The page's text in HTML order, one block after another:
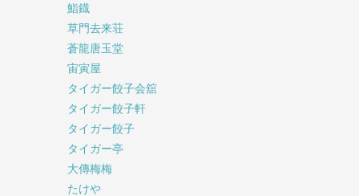
鮨鐡
草門去来荘
蒼龍唐玉堂
宙寅屋
タイガー餃子会舘
タイガー餃子軒
タイガー餃子
タイガー亭
大傳梅梅
たけや